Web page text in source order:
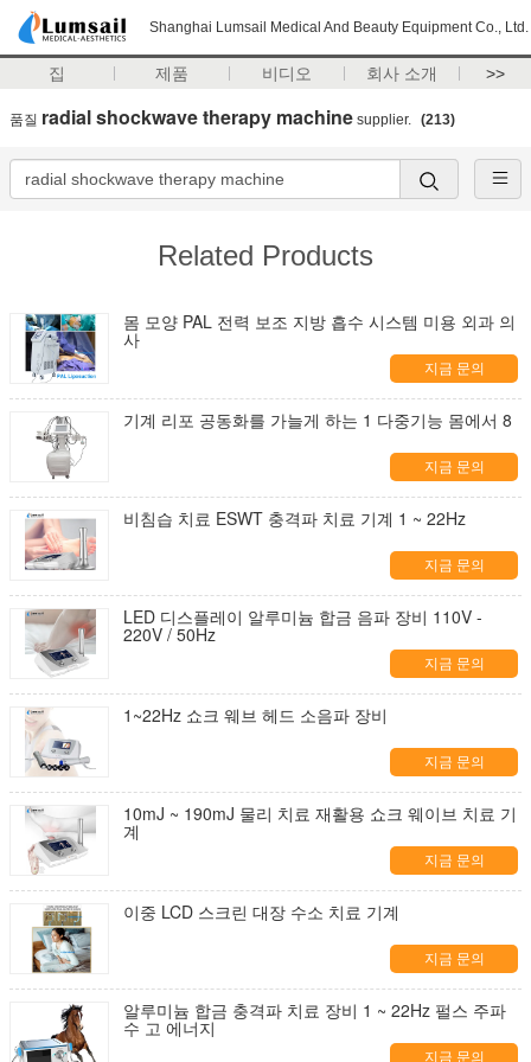
Shanghai Lumsail Medical And Beauty Equipment Co., Ltd.
집 제품 비디오 회사 소개 >>
품질 radial shockwave therapy machine supplier. (213)
Related Products
몸 모양 PAL 전력 보조 지방 흡수 시스템 미용 외과 의
사
지금 문의
기계 리포 공동화를 가늘게 하는 1 다중기능 몸에서 8
지금 문의
비침습 치료 ESWT 충격파 치료 기계 1 ~ 22Hz
지금 문의
LED 디스플레이 알루미늄 합금 음파 장비 110V -
220V / 50Hz
지금 문의
1~22Hz 쇼크 웨브 헤드 소음파 장비
지금 문의
10mJ ~ 190mJ 물리 치료 재활용 쇼크 웨이브 치료 기
계
지금 문의
이중 LCD 스크린 대장 수소 치료 기계
지금 문의
알루미늄 합금 충격파 치료 장비 1 ~ 22Hz 펄스 주파
수 고 에너지
지금 문의